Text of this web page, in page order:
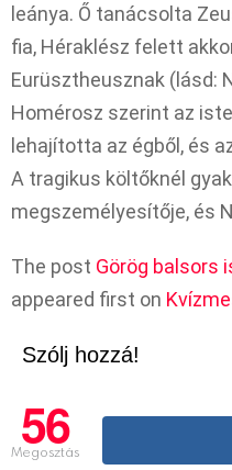
leánya. Ő tanácsolta
fia, Héraklész felett
Eurüsztheusznak (lásd:
Homérosz szerint az
lehajította az égből, és
A tragikus költőknél
megszemélyesítője, és
The post Görög balsors
appeared first on
Szólj hozzá!
56
Megosztás